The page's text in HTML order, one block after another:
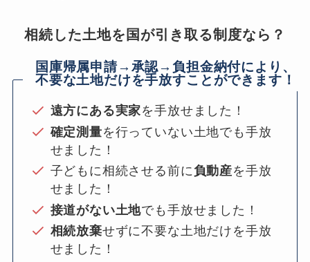
相続した土地を国が引き取る制度なら？
国庫帰属申請→承認→負担金納付により、
不要な土地だけを手放すことができます！
遠方にある実家を手放せました！
確定測量を行っていない土地でも手放
せました！
子どもに相続させる前に負動産を手放
せました！
接道がない土地でも手放せました！
相続放棄せずに不要な土地だけを手放
せました！